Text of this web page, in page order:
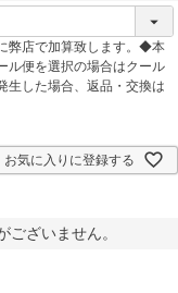
弊店で加算致します。◆本
ル便を選択の場合はクール
生した場合、返品・交換は
お気に入りに登録する
ざいません。